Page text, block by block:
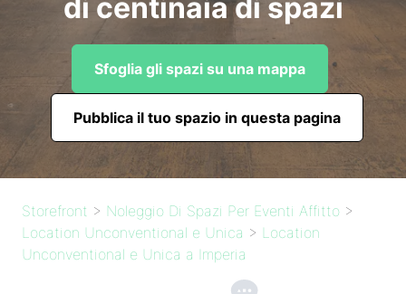
di centinaia di spazi
Sfoglia gli spazi su una mappa
Pubblica il tuo spazio in questa pagina
Storefront > Noleggio Di Spazi Per Eventi Affitto >
Location Unconventional e Unica > Location
Unconventional e Unica a Imperia